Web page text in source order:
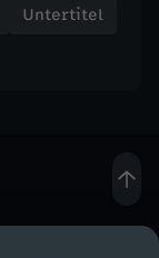
Untertitel